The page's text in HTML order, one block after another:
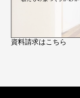
資料請求はこちら